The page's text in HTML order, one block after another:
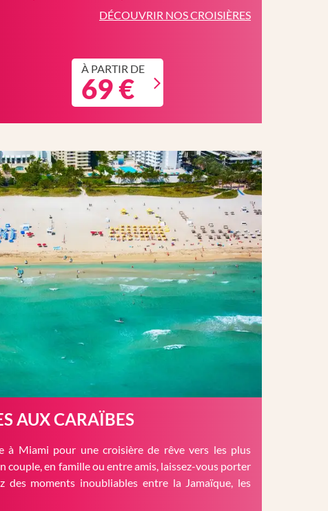
DÉCOUVRIR NOS CROISIÈRES
À PARTIR DE
69 €
AUX CARAÏBES
à Miami pour une croisière de rêve vers les plus
couple, en famille ou entre amis, laissez-vous porter
des moments inoubliables entre la Jamaïque, les